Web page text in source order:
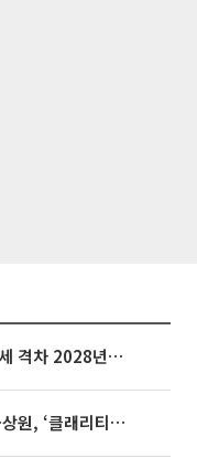
종부세 개편에도…1·3주택 종부세 격차 2028년부터 확대
미국, 가상자산 포괄 규제 속도…상원, ‘클래리티법’ 9월 절차투표 추진